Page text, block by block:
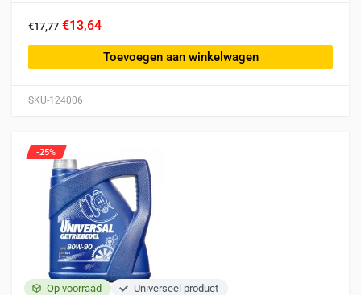
SKU-124006
€17,77 €13,64
Toevoegen aan winkelwagen
Op voorraad Universeel product
-25%